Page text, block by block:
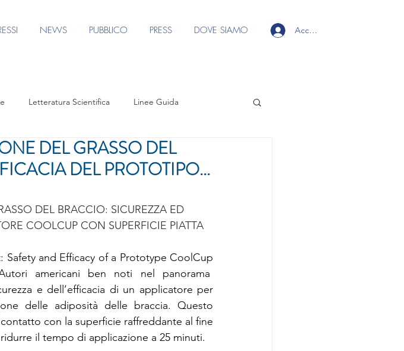
NEWS PUBBLICO PRESS DOVE SIAMO Accedi
Letteratura Scientifica Linee Guida
Stampa Contenuto riservato ai soci
Focus Group Medicina Rigenerativa
Iniettabili del volto Focus Group Laser & EBD
DEL GRASSO DEL
DEL PROTOTIPO...
DEL BRACCIO: SICUREZZA ED
COOLCUP CON SUPERFICIE PIATTA
Safety and Efficacy of a Prototype CoolCup
americani ben noti nel panorama
e dell’efficacia di un applicatore per
delle adiposità delle braccia. Questo
con la superficie raffreddante al fine
il tempo di applicazione a 25 minuti.